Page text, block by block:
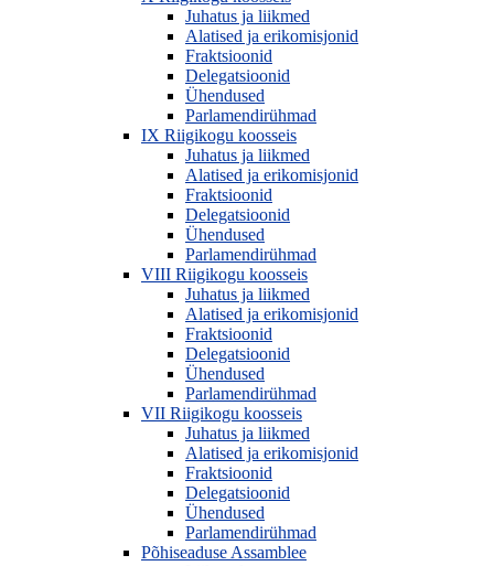
Juhatus ja liikmed
Alatised ja erikomisjonid
Fraktsioonid
Delegatsioonid
Ühendused
Parlamendirühmad
IX Riigikogu koosseis
Juhatus ja liikmed
Alatised ja erikomisjonid
Fraktsioonid
Delegatsioonid
Ühendused
Parlamendirühmad
VIII Riigikogu koosseis
Juhatus ja liikmed
Alatised ja erikomisjonid
Fraktsioonid
Delegatsioonid
Ühendused
Parlamendirühmad
VII Riigikogu koosseis
Juhatus ja liikmed
Alatised ja erikomisjonid
Fraktsioonid
Delegatsioonid
Ühendused
Parlamendirühmad
Põhiseaduse Assamblee